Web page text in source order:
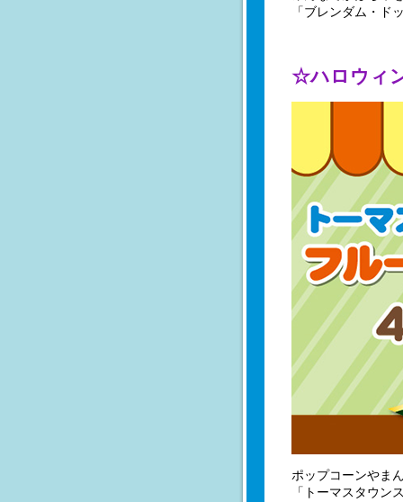
「ブレンダム・ド
☆ハロウィ
ポップコーンやま
「トーマスタウン